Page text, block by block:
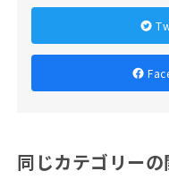
同じカテゴリー